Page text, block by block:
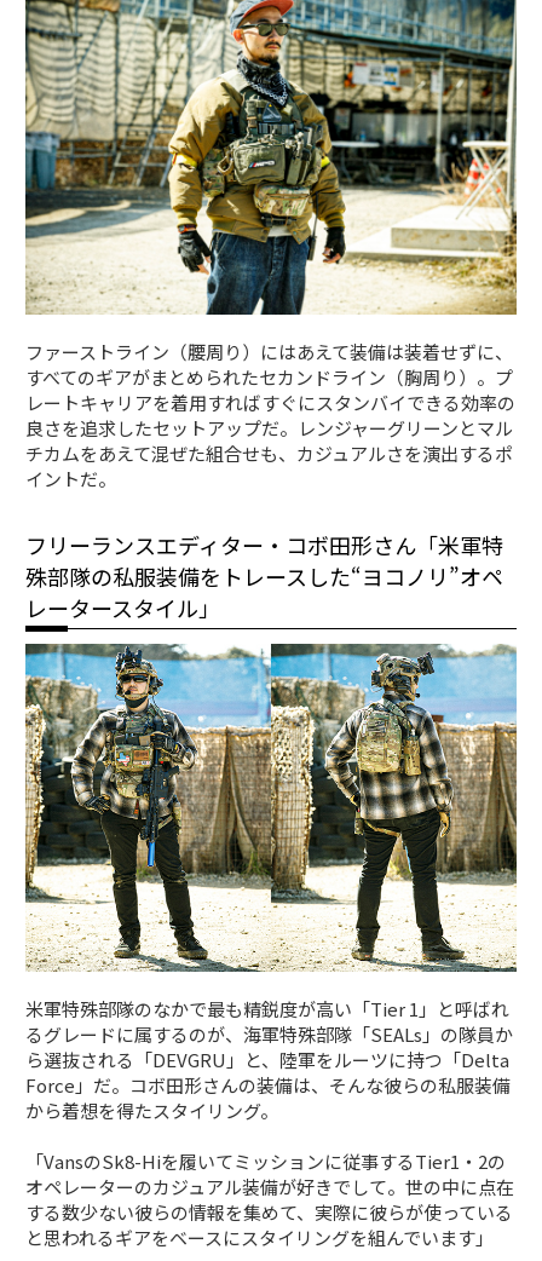
ファーストライン（腰周り）にはあえて装備は装着せずに、
すべてのギアがまとめられたセカンドライン（胸周り）。プ
レートキャリアを着用すればすぐにスタンバイできる効率の
良さを追求したセットアップだ。レンジャーグリーンとマル
チカムをあえて混ぜた組合せも、カジュアルさを演出するポ
イントだ。
フリーランスエディター・コボ田形さん「米軍特
殊部隊の私服装備をトレースした“ヨコノリ”オペ
レータースタイル」
米軍特殊部隊のなかで最も精鋭度が高い「Tier 1」と呼ばれ
るグレードに属するのが、海軍特殊部隊「SEALs」の隊員か
ら選抜される「DEVGRU」と、陸軍をルーツに持つ「Delta
Force」だ。コボ田形さんの装備は、そんな彼らの私服装備
から着想を得たスタイリング。
「VansのSk8-Hiを履いてミッションに従事するTier1・2の
オペレーターのカジュアル装備が好きでして。世の中に点在
する数少ない彼らの情報を集めて、実際に彼らが使っている
と思われるギアをベースにスタイリングを組んでいます」